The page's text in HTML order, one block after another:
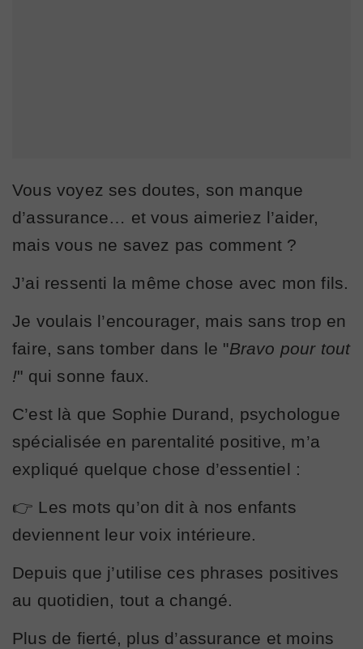
Vous voyez ses doutes, son manque
d’assurance… et vous aimeriez l’aider,
mais vous ne savez pas comment ?
J’ai ressenti la même chose avec mon fils.
Je voulais l’encourager, mais sans trop en
faire, sans tomber dans le "Bravo pour tout
!" qui sonne faux.
C’est là que Sophie Durand, psychologue
spécialisée en parentalité positive, m’a
expliqué quelque chose d’essentiel :
👉 Les mots qu’on dit à nos enfants
deviennent leur voix intérieure.
Depuis que j’utilise ces phrases positives
au quotidien, tout a changé.
Plus de fierté, plus d’assurance et moins